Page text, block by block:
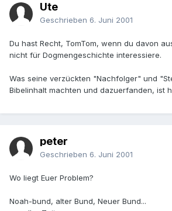
Ute
Geschrieben 6. Juni 2001
Du hast Recht, TomTom, wenn du davon
nicht für Dogmengeschichte interessiere.
Was seine verzückten "Nachfolger" und
Bibelinhalt machten und dazuerfanden, ist
peter
Geschrieben 6. Juni 2001
Wo liegt Euer Problem?
Noah-bund, alter Bund, Neuer Bund...